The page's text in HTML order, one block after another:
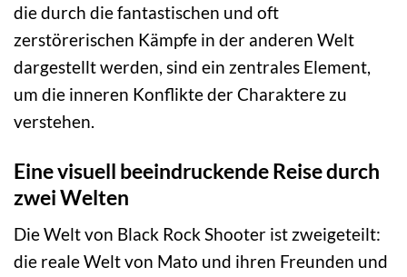
die durch die fantastischen und oft
zerstörerischen Kämpfe in der anderen Welt
dargestellt werden, sind ein zentrales Element,
um die inneren Konflikte der Charaktere zu
verstehen.
Eine visuell beeindruckende Reise durch
zwei Welten
Die Welt von Black Rock Shooter ist zweigeteilt:
die reale Welt von Mato und ihren Freunden und